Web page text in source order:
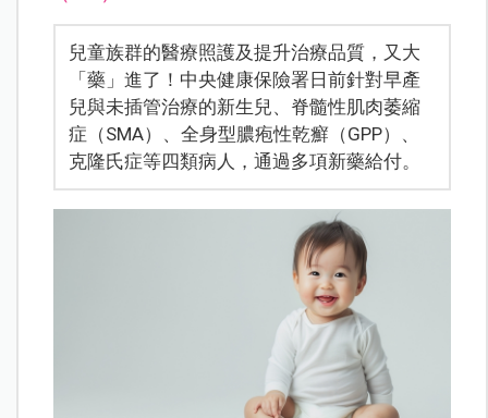
兒童族群的醫療照護及提升治療品質，又大
「藥」進了！中央健康保險署日前針對早產
兒與未插管治療的新生兒、脊髓性肌肉萎縮
症（SMA）、全身型膿疱性乾癬（GPP）、
克隆氏症等四類病人，通過多項新藥給付。